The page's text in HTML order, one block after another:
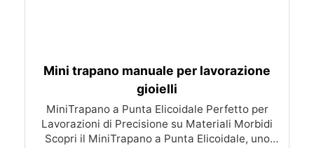
Mini trapano manuale per lavorazione
gioielli
MiniTrapano a Punta Elicoidale Perfetto per
Lavorazioni di Precisione su Materiali Morbidi
Scopri il MiniTrapano a Punta Elicoidale, uno